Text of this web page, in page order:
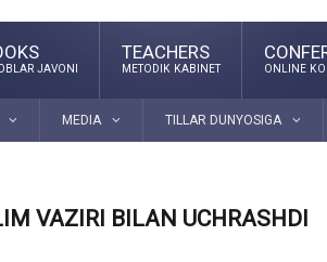
JAVONI
TEACHERS
METODIK KABINET ONLINE
MEDIA TILLAR DUNYOSIGA
VAZIRI BILAN UCHRASHDI